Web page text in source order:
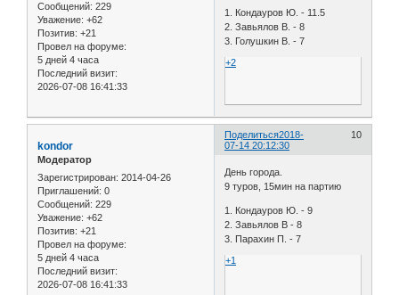
Сообщений: 229
Уважение: +62
Позитив: +21
Провел на форуме:
5 дней 4 часа
Последний визит:
2026-07-08 16:41:33
1. Кондауров Ю. - 11.5
2. Завьялов В. - 8
3. Голушкин В. - 7
+2
Поделиться 10
2018-
07-14 20:12:30
kondor
Модератор
Зарегистрирован: 2014-04-26
Приглашений: 0
Сообщений: 229
Уважение: +62
Позитив: +21
Провел на форуме:
5 дней 4 часа
Последний визит:
2026-07-08 16:41:33
День города.
9 туров, 15мин на партию
1. Кондауров Ю. - 9
2. Завьялов В - 8
3. Парахин П. - 7
+1